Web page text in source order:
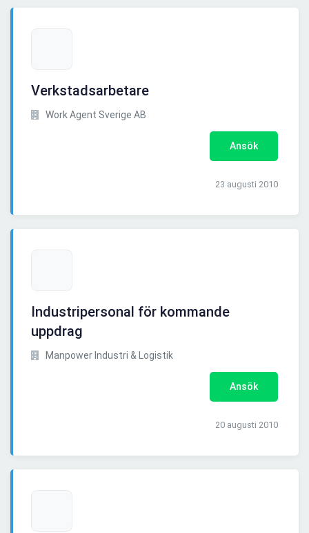
Verkstadsarbetare
Work Agent Sverige AB
Ansök
23 augusti 2010
Industripersonal för kommande
uppdrag
Manpower Industri & Logistik
Ansök
20 augusti 2010